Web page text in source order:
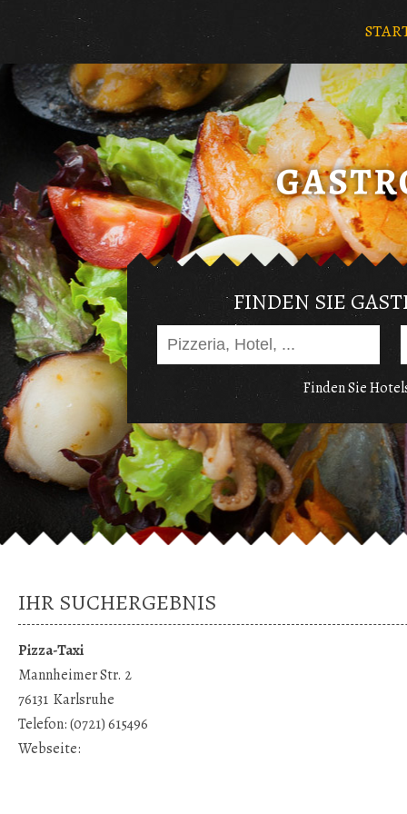
FINDEN SIE
Finden Sie
IHR SUCHERGEBNIS
Pizza-Taxi
Mannheimer Str. 2
76131 Karlsruhe
Telefon:(0721) 615496
Webseite: